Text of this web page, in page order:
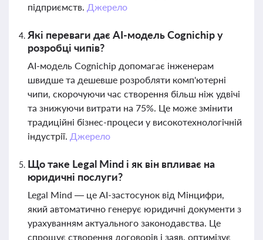
підприємств. Джерело
Які переваги дає AI-модель Cognichip у
розробці чипів?
AI-модель Cognichip допомагає інженерам
швидше та дешевше розробляти комп'ютерні
чипи, скорочуючи час створення більш ніж удвічі
та знижуючи витрати на 75%. Це може змінити
традиційні бізнес-процеси у високотехнологічній
індустрії. Джерело
Що таке Legal Mind і як він впливає на
юридичні послуги?
Legal Mind — це AI-застосунок від Мінцифри,
який автоматично генерує юридичні документи з
урахуванням актуального законодавства. Це
спрощує створення договорів і заяв, оптимізує